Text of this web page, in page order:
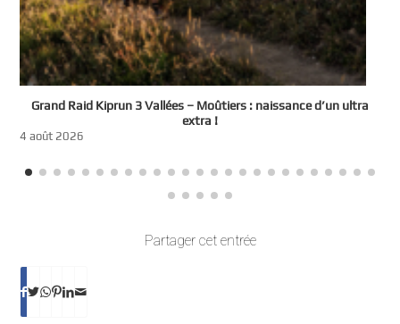
Grand Raid Kiprun 3 Vallées – Moûtiers : naissance d’un ultra
extra !
4 août 2026
Partager cet entrée